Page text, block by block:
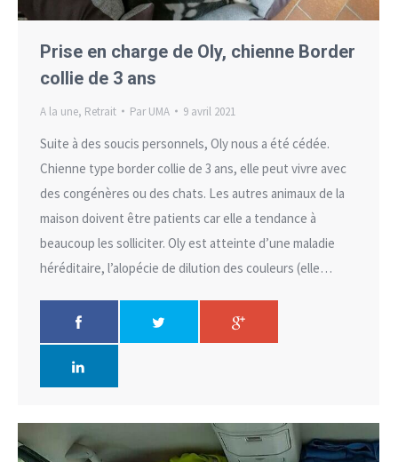
Prise en charge de Oly, chienne Border
collie de 3 ans
A la une, Retrait Par UMA 9 avril 2021
Suite à des soucis personnels, Oly nous a été cédée.
Chienne type border collie de 3 ans, elle peut vivre avec
des congénères ou des chats. Les autres animaux de la
maison doivent être patients car elle a tendance à
beaucoup les solliciter. Oly est atteinte d’une maladie
héréditaire, l’alopécie de dilution des couleurs (elle…